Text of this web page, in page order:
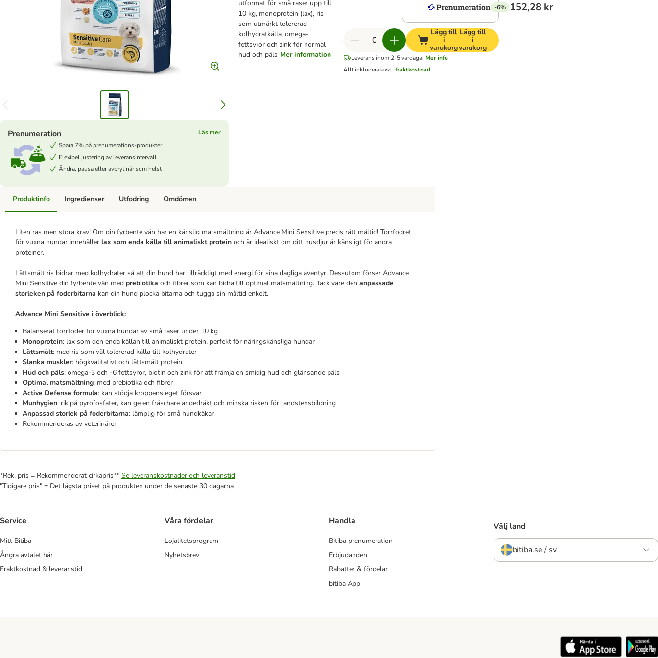
utformat för små raser upp till
10 kg, monoprotein (lax), ris
som utmärkt tolererad
kolhydratkälla, omega-
fettsyror och zink för normal
hud och päls Mer information
Prenumeration
Läs mer
Spara 7% på prenumerations-produkter
Flexibel justering av leveransintervall
Ändra, pausa eller avbryt när som helst
-6% 152,28 kr
Lägg till
i
varukorg
Lägg till
i
varukorg
Leverans inom 2-5 vardagar Mer info
Allt inkluderatexkl.fraktkostnad
Produktinfo
Liten ras men stora krav! Om din fyrbente vän har en känslig matsmältning är Advance Mini Sensitive precis rätt måltid! Torrfodret
för vuxna hundar innehåller lax som enda källa till animaliskt protein och är idealiskt om ditt husdjur är känsligt för andra
proteiner.
Lättsmält ris bidrar med kolhydrater så att din hund har tillräckligt med energi för sina dagliga äventyr. Dessutom förser Advance
Mini Sensitive din fyrbente vän med prebiotika och fibrer som kan bidra till optimal matsmältning. Tack vare den anpassade
storleken på foderbitarna kan din hund plocka bitarna och tugga sin måltid enkelt.
Advance Mini Sensitive i överblick:
Balanserat torrfoder för vuxna hundar av små raser under 10 kg
Monoprotein: lax som den enda källan till animaliskt protein, perfekt för näringskänsliga hundar
Lättsmält: med ris som väl tolererad källa till kolhydrater
Slanka muskler: högkvalitativt och lättsmält protein
Hud och päls: omega-3 och -6 fettsyror, biotin och zink för att främja en smidig hud och glänsande päls
Optimal matsmältning: med prebiotika och fibrer
Active Defense formula: kan stödja kroppens eget försvar
Munhygien: rik på pyrofosfater, kan ge en fräschare andedräkt och minska risken för tandstensbildning
Anpassad storlek på foderbitarna: lämplig för små hundkäkar
Rekommenderas av veterinärer
Ingredienser Utfodring Omdömen
*Rek. pris = Rekommenderat cirkapris** Se leveranskostnader och leveranstid
"Tidigare pris" = Det lägsta priset på produkten under de senaste 30 dagarna
Service
Mitt Bitiba
Ångra avtalet här
Fraktkostnad & leveranstid
Våra fördelar
Lojalitetsprogram
Nyhetsbrev
Handla
Bitiba prenumeration
Erbjudanden
Rabatter & fördelar
bitiba App
Välj land
bitiba.se / sv